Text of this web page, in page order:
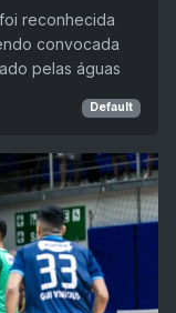
reconhecida
convocada
pelas águas
Default